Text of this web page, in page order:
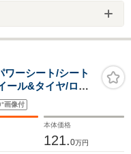
ーシート/シート
ール&タイヤ/ロー
ETC/純正ナビTV&
画像付
本体価格
121.0万円